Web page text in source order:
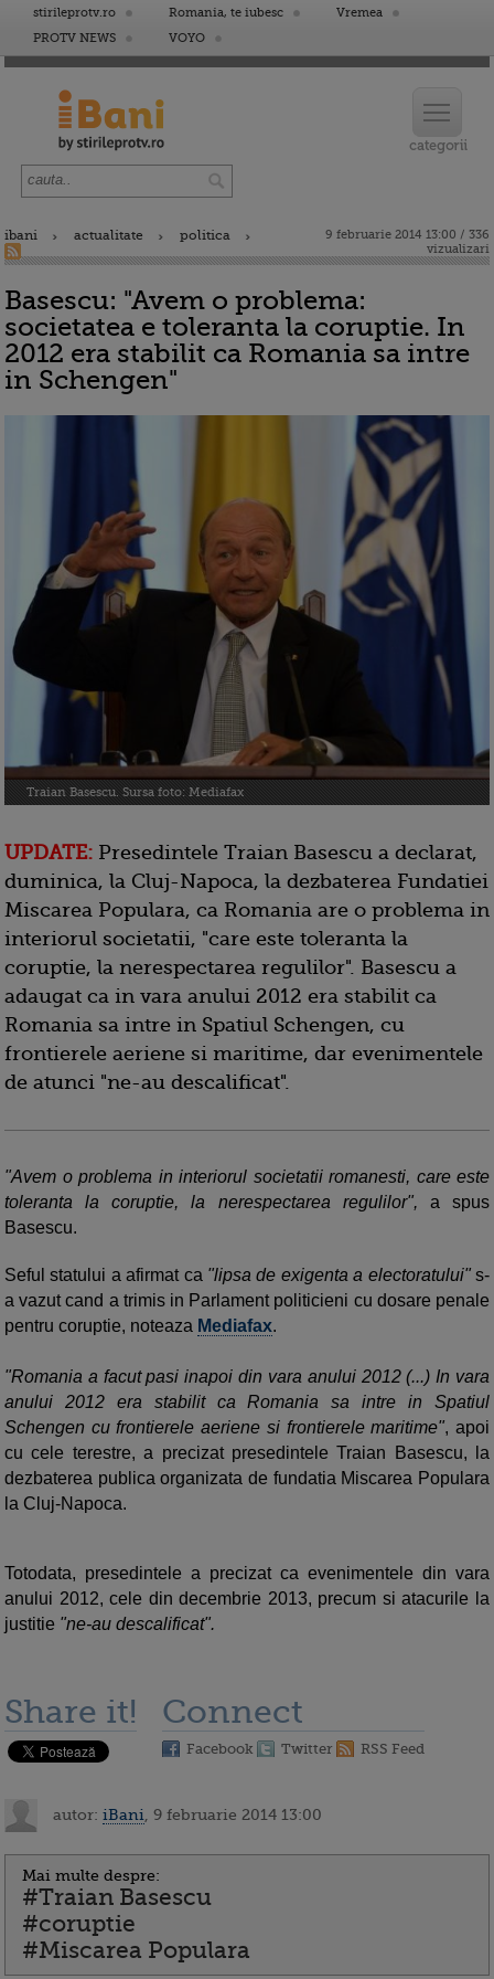
stirileprotv.ro Romania, te iubesc
Vremea
PROTV NEWS
VOYO
ibani actualitate politica
9 februarie 2014 13:00 / 336
vizualizari
Basescu: "Avem o problema:
societatea e toleranta la coruptie. In
2012 era stabilit ca Romania sa intre
in Schengen"
Traian Basescu. Sursa foto: Mediafax
UPDATE: Presedintele Traian Basescu a declarat,
duminica, la Cluj-Napoca, la dezbaterea Fundatiei
Miscarea Populara, ca Romania are o problema in
interiorul societatii, "care este toleranta la
coruptie, la nerespectarea regulilor". Basescu a
adaugat ca in vara anului 2012 era stabilit ca
Romania sa intre in Spatiul Schengen, cu
frontierele aeriene si maritime, dar evenimentele
de atunci "ne-au descalificat".
"Avem o problema in interiorul societatii romanesti, care este
toleranta la coruptie, la nerespectarea regulilor", a spus
Basescu.
Seful statului a afirmat ca "lipsa de exigenta a electoratului"s-
a vazut cand a trimis in Parlament politicieni cu dosare penale
pentru coruptie, noteaza Mediafax.
"Romania a facut pasi inapoi din vara anului 2012 (...) In vara
anului 2012 era stabilit ca Romania sa intre in Spatiul
Schengen cu frontierele aeriene si frontierele maritime", apoi
cu cele terestre, a precizat presedintele Traian Basescu, la
dezbaterea publica organizata de fundatia Miscarea Populara
la Cluj-Napoca.
Totodata, presedintele a precizat ca evenimentele din vara
anului 2012, cele din decembrie 2013, precum si atacurile la
justitie "ne-au descalificat".
Share it! Connect
Facebook Twitter RSS Feed
autor: iBani , 9 februarie 2014 13:00
Mai multe despre:
#Traian Basescu
#coruptie
#Miscarea Populara